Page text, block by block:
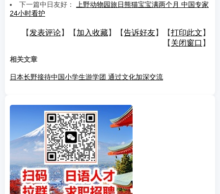
下一篇中日友好： 上野动物园旅日熊猫宝宝满两个月 中国专家
24小时看护
【 发表评论】【 加入收藏】【告诉好友】【打印此文 】
【 关闭窗口 】
相关文章
日本长野接待中国小学生游学团 通过文化加深交流